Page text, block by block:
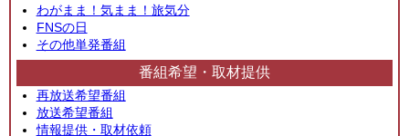
わがまま！気まま！旅気分
FNSの日
その他単発番組
番組希望・取材提供
再放送希望番組
放送希望番組
情報提供・取材依頼